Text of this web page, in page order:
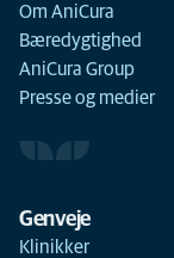
Om AniCura
Bæredygtighed
AniCura Group
Presse og medier
Genveje
Klinikker